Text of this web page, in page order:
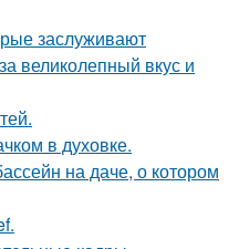
заслуживают
великолепный вкус и
в духовке.
на даче, о котором